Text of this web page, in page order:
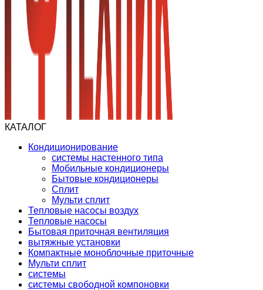
КАТАЛОГ
Кондиционирование
системы настенного типа
Мобильные кондиционеры
Бытовые кондиционеры
Сплит
Мульти сплит
Тепловые насосы воздух
Тепловые насосы
Бытовая приточная вентиляция
вытяжные установки
Компактные моноблочные приточные
Мульти сплит
системы
системы свободной компоновки